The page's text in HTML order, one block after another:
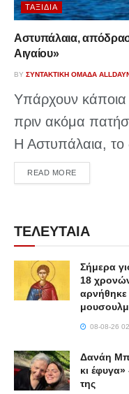
ΤΑΞΊΔΙΑ
Αστυπάλαια,
Αιγαίου»
BY ΣΥΝΤΑΚΤΙΚΉ ΟΜΆΔΑ
Υπάρχουν κάποια
πριν ακόμα
Η Αστυπάλαια, το
READ MOREDETAILS
ΤΕΛΕΥΤΑΙΑ
Σήμερα
18
αρνήθηκε
08-08-26
Δανάη
κι έφυγα»
της